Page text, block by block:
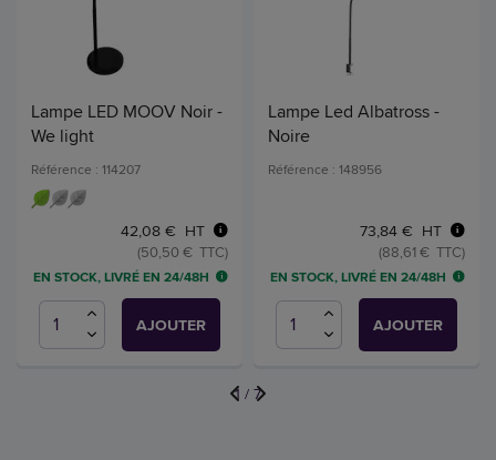
Lampe LED MOOV Noir -
We light
Référence : 114207
42,08 € HT
(50,50 € TTC)
EN STOCK, LIVRÉ EN 24/48H
AJOUTER
Lampe Led Albatross -
Noire
Référence : 148956
73,84 € HT
(88,61 € TTC)
EN STOCK, LIVRÉ EN 24/48H
AJOUTER
1 / 7